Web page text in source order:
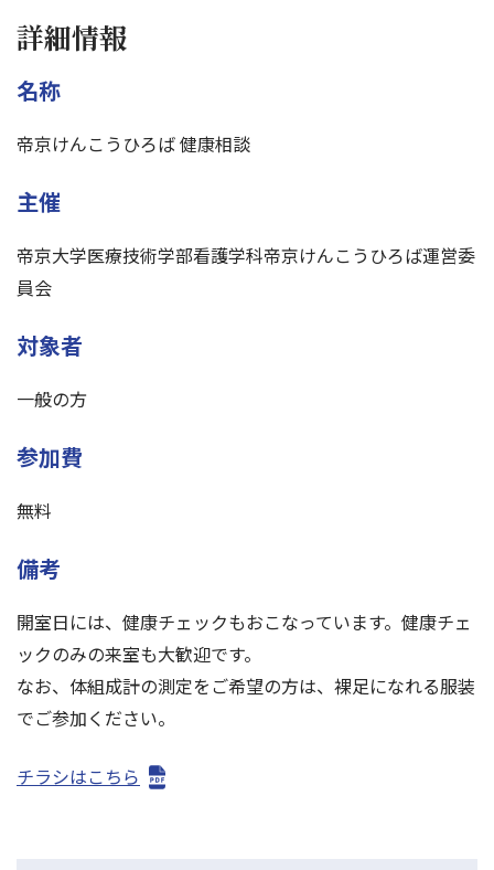
詳細情報
名称
帝京けんこうひろば 健康相談
主催
帝京大学医療技術学部看護学科帝京けんこうひろば運営委
員会
対象者
一般の方
参加費
無料
備考
開室日には、健康チェックもおこなっています。健康チェ
ックのみの来室も大歓迎です。
なお、体組成計の測定をご希望の方は、裸足になれる服装
でご参加ください。
チラシはこちら